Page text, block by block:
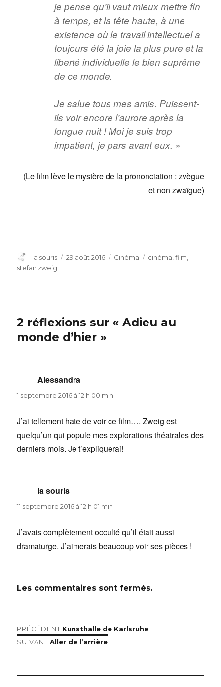
je pense qu’il vaut mieux mettre fin
à temps, et la tête haute, à une
existence où le travail intellectuel a
toujours été la joie la plus pure et la
liberté individuelle le bien suprême
de ce monde.
Je salue tous mes amis. Puissent-
ils voir encore l’aurore après la
longue nuit ! Moi je suis trop
impatient, je pars avant eux. »
(Le film lève le mystère de la prononciation : zvègue
et non zwaïgue)
Auteur
la souris
Publié
29 août 2016 Catégories
Cinéma Étiquettes
cinéma ,film
stefan zweig
2 réflexions sur « Adieu au
monde d’hier »
Alessandra
1 septembre 2016 à 12 h 00 min
J’ai tellement hate de voir ce film…. Zweig est
quelqu’un qui popule mes explorations théatrales des
derniers mois. Je t’expliquerai!
la souris
11 septembre 2016 à 12 h 01 min
J’avais complètement occulté qu’il était aussi
dramaturge. J’aimerais beaucoup voir ses pièces !
Les commentaires sont fermés.
Navigation
l’article
PRÉCÉDENT Article
précédent :
Kunsthalle de Karlsruhe
SUIVANT Article
Aller de l’arrière